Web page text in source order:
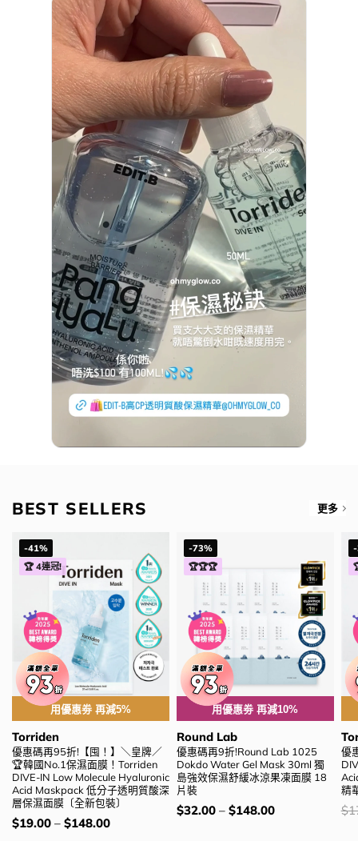
BEST SELLERS 更多
-41%
🏆 4連冠!
用優惠劵 再減5%
Torriden
優惠碼再95折!【囤！】＼皇牌／
🏆韓國No.1保濕面膜！Torriden
DIVE-IN Low Molecule Hyaluronic
Acid Maskpack 低分子透明質酸深
層保濕面膜〔全新包裝〕
價
$19.00– $148.00
-73%
🏆🏆🏆
用優惠劵 再減10%
Round Lab
優惠碼再9折!Round Lab 1025
Dokdo Water Gel Mask 30ml 獨
島強效保濕舒緩冰涼果凍面膜 18
片裝
價
$32.00– $148.00
優
精
價
$